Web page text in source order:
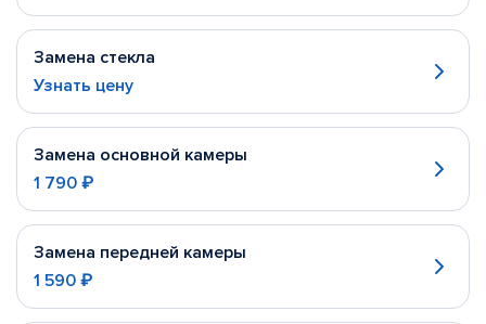
Замена стекла
Узнать цену
Замена основной камеры
1 790 ₽
Замена передней камеры
1 590 ₽